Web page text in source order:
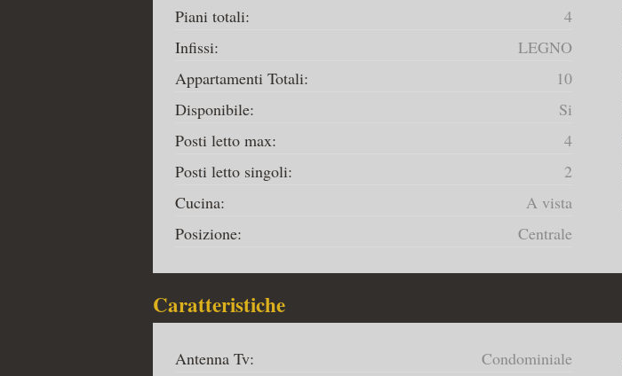
Piani totali:
4
Infissi:
LEGNO
Appartamenti Totali:
10
Disponibile:
Si
Posti letto max:
4
Posti letto singoli:
2
Cucina:
A vista
Posizione:
Centrale
Caratteristiche
Antenna Tv: Condominiale